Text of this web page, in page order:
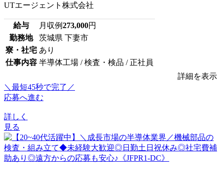
UTエージェント株式会社
給与 月収例273,000円
勤務地
茨城県 下妻市
寮・社宅 あり
仕事内容 半導体工場 / 検査・検品 / 正社員
詳細を表示
＼最短45秒で完了／
応募へ進む
詳しく
見る